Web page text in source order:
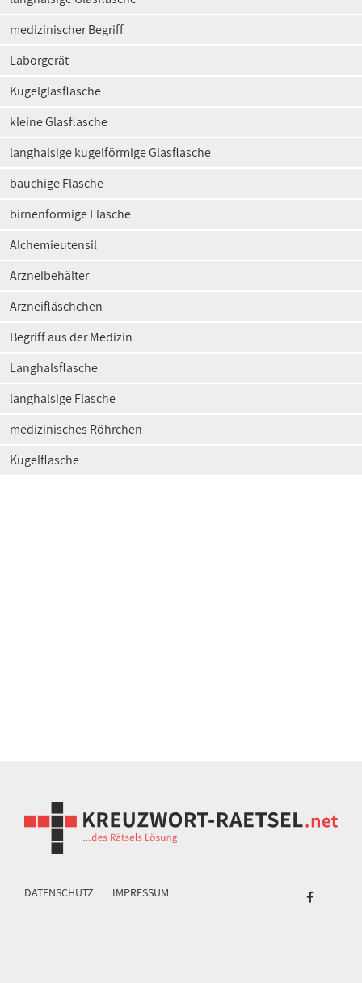
medizinischer Begriff
Laborgerät
Kugelglasflasche
kleine Glasflasche
langhalsige kugelförmige Glasflasche
bauchige Flasche
birnenförmige Flasche
Alchemieutensil
Arzneibehälter
Arzneifläschchen
Begriff aus der Medizin
Langhalsflasche
langhalsige Flasche
medizinisches Röhrchen
Kugelflasche
DATENSCHUTZ IMPRESSUM